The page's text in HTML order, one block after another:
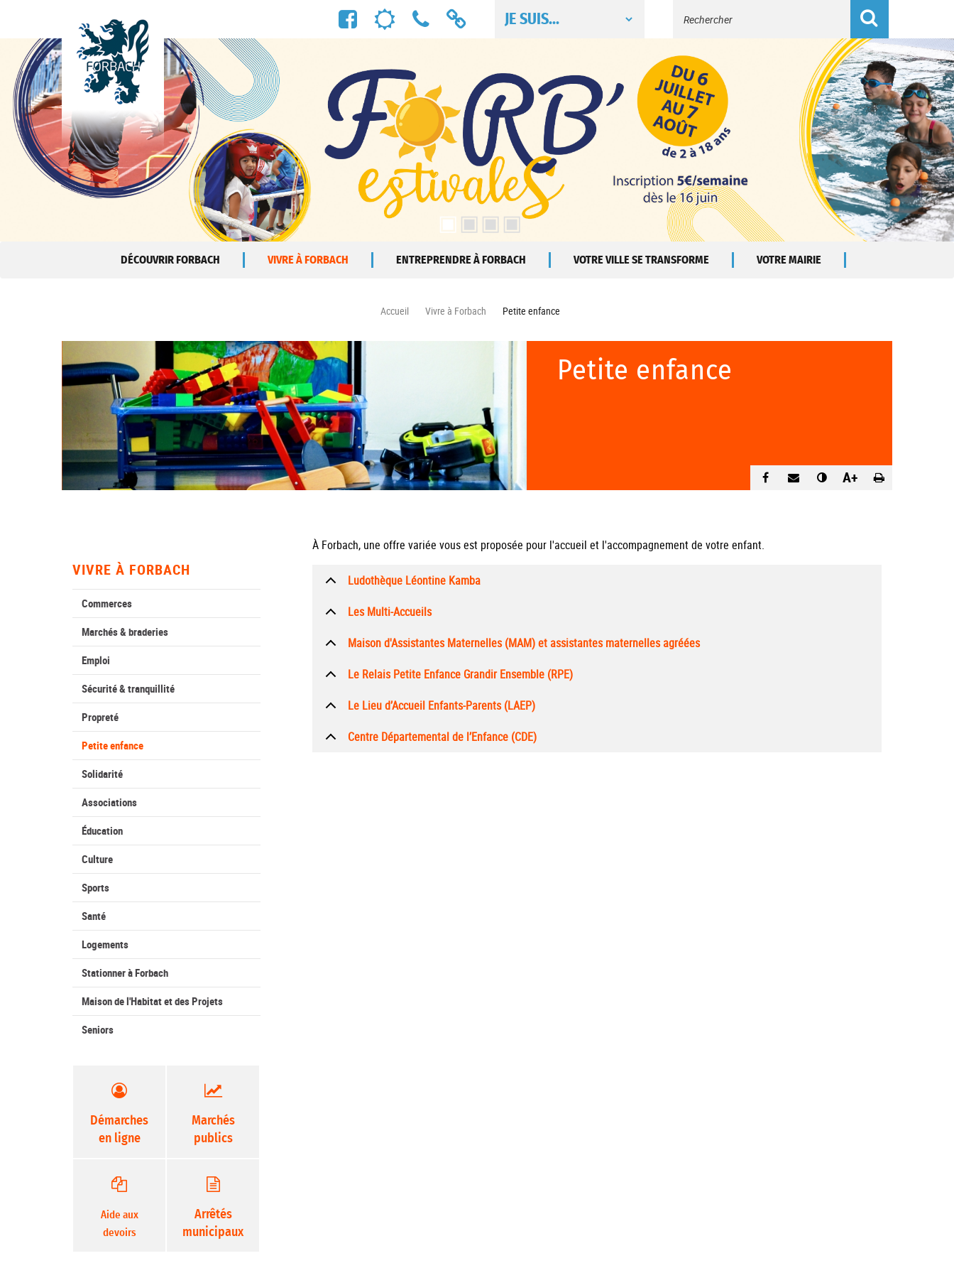
FacebookMétéo
NumérosLiens
DÉCOUVRIR FORBACH VIVRE À FORBACH ENTREPRENDRE À FORBACH VOTRE VILLE SE TRANSFORME VOTRE MAIRIE
Accueil Vivre à Forbach Petite enfance
Petite enfance
A+
À Forbach, une offre variée vous est proposée pour l'accueil et l'accompagnement de votre enfant.
Ludothèque Léontine Kamba
Les Multi-Accueils
Maison d'Assistantes Maternelles (MAM) et assistantes maternelles agréées
Le Relais Petite Enfance Grandir Ensemble (RPE)
Le Lieu d’Accueil Enfants-Parents (LAEP)
Centre Départemental de l’Enfance (CDE)
VIVRE À FORBACH
Commerces
Marchés & braderies
Emploi
Sécurité & tranquillité
Propreté
Petite enfance
Solidarité
Associations
Éducation
Culture
Sports
Santé
Logements
Stationner à Forbach
Maison de l'Habitat et des Projets
Seniors
Démarches
en ligne
Marchés
publics
Aide aux
devoirs
Arrêtés
municipaux